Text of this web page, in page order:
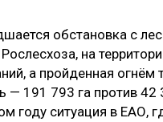
ПРОИЗВОДСТВО
обстановка с
на
а пройденная огнём
— 191 793 га против 42
году ситуация в ЕАО,